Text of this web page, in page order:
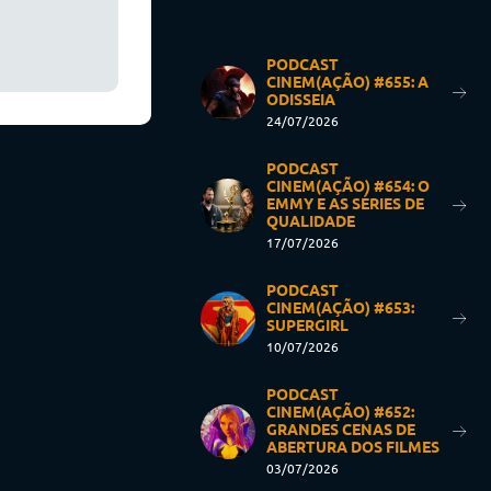
PODCAST
CINEM(AÇÃO) #655: A
ODISSEIA
24/07/2026
PODCAST
CINEM(AÇÃO) #654: O
EMMY E AS SÉRIES DE
QUALIDADE
17/07/2026
PODCAST
CINEM(AÇÃO) #653:
SUPERGIRL
10/07/2026
PODCAST
CINEM(AÇÃO) #652:
GRANDES CENAS DE
ABERTURA DOS FILMES
03/07/2026